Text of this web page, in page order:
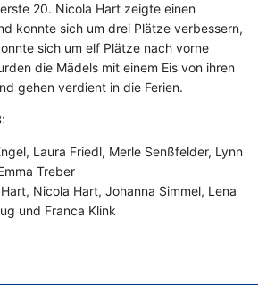
20. Nicola Hart zeigte einen
konnte sich um drei Plätze verbessern,
sich um elf Plätze nach vorne
die Mädels mit einem Eis von ihren
gehen verdient in die Ferien.
Laura Friedl, Merle Senßfelder, Lynn
Treber
Nicola Hart, Johanna Simmel, Lena
und Franca Klink